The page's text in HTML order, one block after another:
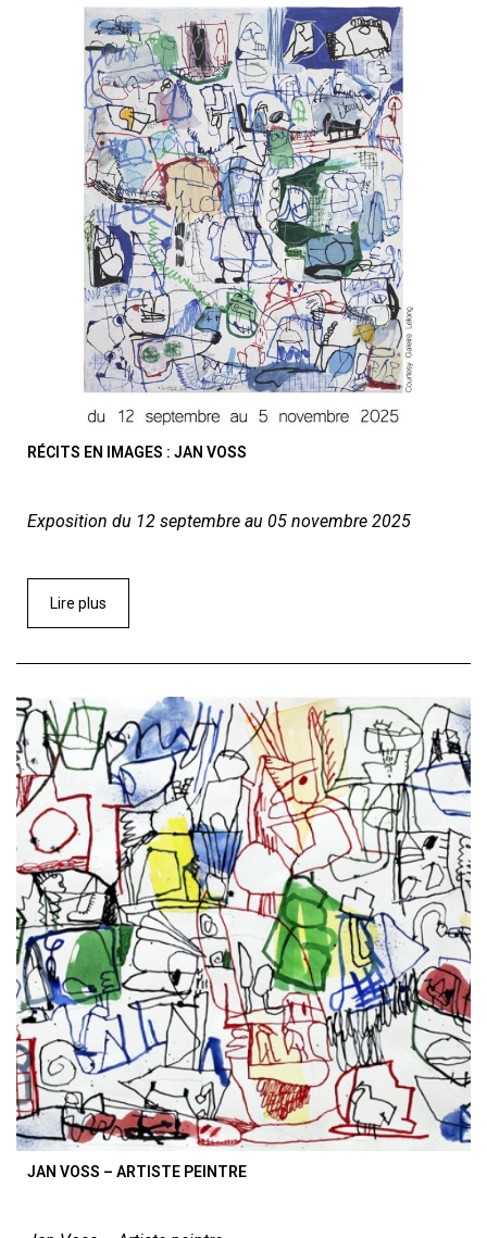
RÉCITS EN IMAGES : JAN VOSS
Exposition du 12 septembre au 05 novembre 2025
Lire plus
JAN VOSS – ARTISTE PEINTRE